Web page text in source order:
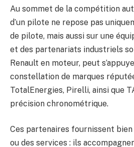
Au sommet de la compétition
d’un pilote ne repose pas
de pilote, mais aussi sur une
et des partenariats industriels
Renault en moteur, peut
constellation de marques
TotalEnergies, Pirelli, ainsi que
précision chronométrique.
Ces partenaires fournissent
ou des services : ils